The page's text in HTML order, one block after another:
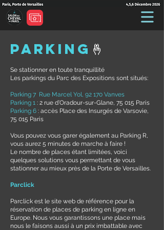
parking 🤞
Se stationner en toute tranquillité
Les parkings du Parc des Expositions sont situés:
Parking 7 Rue Marcel Yol, 92 170 Vanves
Parking 1 : 2 rue d’Oradour-sur-Glane, 75 015 Paris
Parking 6 : accès Place des Insurgés de Varsovie,
75 015 Paris
Vous pouvez vous garer également au Parking R,
vous aurez 5 minutes de marche à faire !
Le nombre de places étant limitées, voici
quelques solutions vous permettant de vous
stationner au mieux près de la Porte de Versailles.
Parclick
Parclick est le site web de référence pour la
réservation de places de parking en ligne en
Europe. Nous vous garantissons une place mais
nous le faisons aussi à un prix imbattable avec